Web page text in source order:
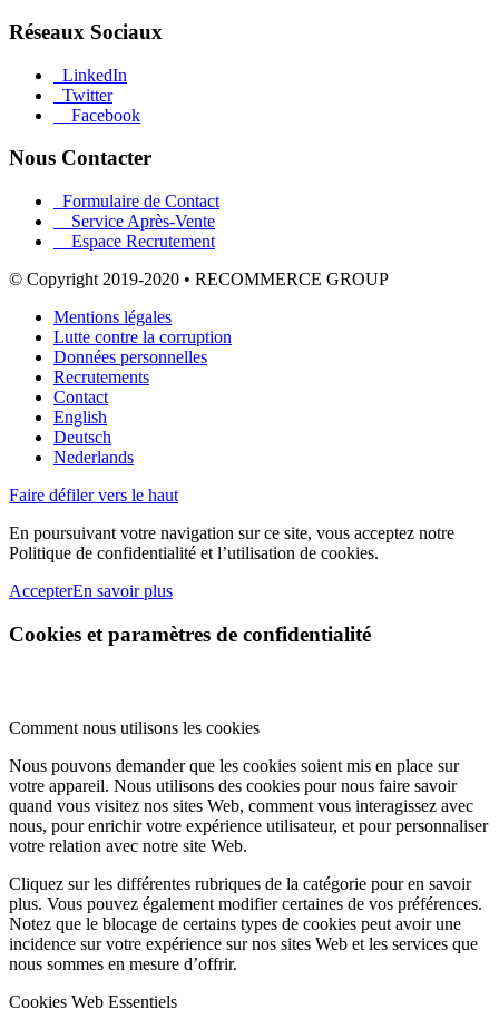
Réseaux Sociaux
LinkedIn
Twitter
Facebook
Nous Contacter
Formulaire de Contact
Service Après-Vente
Espace Recrutement
© Copyright 2019-2020 • RECOMMERCE GROUP
Mentions légales
Lutte contre la corruption
Données personnelles
Recrutements
Contact
English
Deutsch
Nederlands
Faire défiler vers le haut
En poursuivant votre navigation sur ce site, vous acceptez notre
Politique de confidentialité et l’utilisation de cookies.
AccepterEn savoir plus
Cookies et paramètres de confidentialité
Comment nous utilisons les cookies
Nous pouvons demander que les cookies soient mis en place sur
votre appareil. Nous utilisons des cookies pour nous faire savoir
quand vous visitez nos sites Web, comment vous interagissez avec
nous, pour enrichir votre expérience utilisateur, et pour personnaliser
votre relation avec notre site Web.
Cliquez sur les différentes rubriques de la catégorie pour en savoir
plus. Vous pouvez également modifier certaines de vos préférences.
Notez que le blocage de certains types de cookies peut avoir une
incidence sur votre expérience sur nos sites Web et les services que
nous sommes en mesure d’offrir.
Cookies Web Essentiels